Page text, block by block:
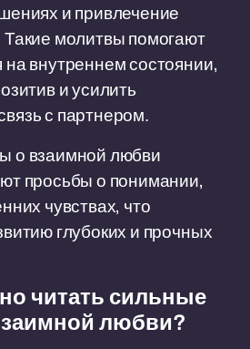
и привлечение
молитвы помогают
на внутреннем состоянии,
и усилить
с партнером.
о взаимной любви
просьбы о понимании,
чувствах, что
глубоких и прочных
читать сильные
любви?